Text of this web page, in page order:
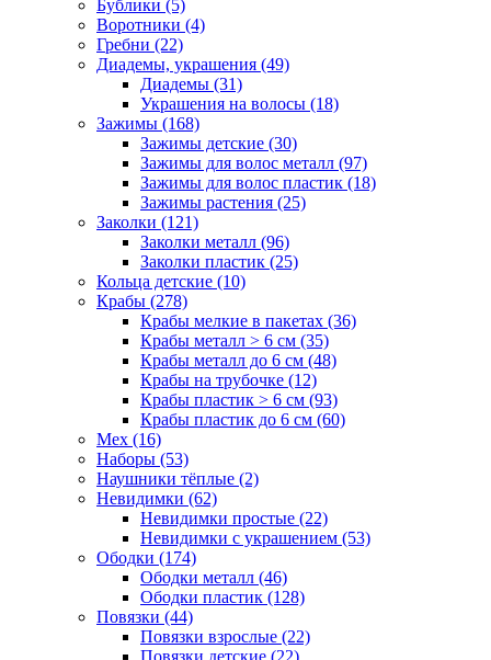
Бублики (5)
Воротники (4)
Гребни (22)
Диадемы, украшения (49)
Диадемы (31)
Украшения на волосы (18)
Зажимы (168)
Зажимы детские (30)
Зажимы для волос металл (97)
Зажимы для волос пластик (18)
Зажимы растения (25)
Заколки (121)
Заколки металл (96)
Заколки пластик (25)
Кольца детские (10)
Крабы (278)
Крабы мелкие в пакетах (36)
Крабы металл > 6 см (35)
Крабы металл до 6 см (48)
Крабы на трубочке (12)
Крабы пластик > 6 см (93)
Крабы пластик до 6 см (60)
Мех (16)
Наборы (53)
Наушники тёплые (2)
Невидимки (62)
Невидимки простые (22)
Невидимки с украшением (53)
Ободки (174)
Ободки металл (46)
Ободки пластик (128)
Повязки (44)
Повязки взрослые (22)
Повязки детские (22)